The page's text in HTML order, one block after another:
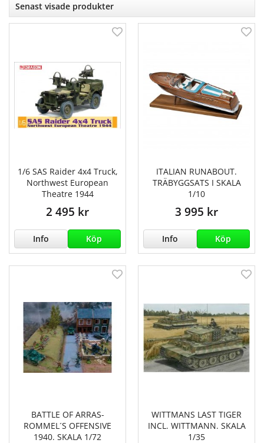
Senast visade produkter
1/6 SAS Raider 4x4 Truck,
Northwest European
Theatre 1944
2 495 kr
Info Köp
ITALIAN RUNABOUT.
TRÄBYGGSATS I SKALA
1/10
3 995 kr
Info Köp
BATTLE OF ARRAS-
ROMMEL´S OFFENSIVE
1940. SKALA 1/72
WITTMANS LAST TIGER
INCL. WITTMANN. SKALA
1/35